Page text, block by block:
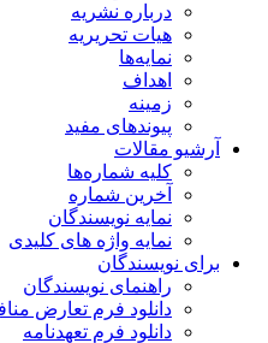
درباره نشریه
هیات تحریریه
نمایه‌ها
اهداف
زمینه
پیوندهای مفید
آرشیو مقالات
کلیه شماره‌ها
آخرین شماره
نمایه نویسندگان
نمایه واژه های کلیدی
برای نویسندگان
راهنمای نویسندگان
دانلود فرم تعارض منافع
دانلود فرم تعهدنامه